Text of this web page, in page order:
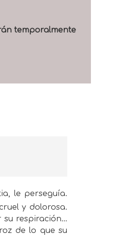
temporalmente
le perseguía.
y dolorosa.
su respiración…
de lo que su